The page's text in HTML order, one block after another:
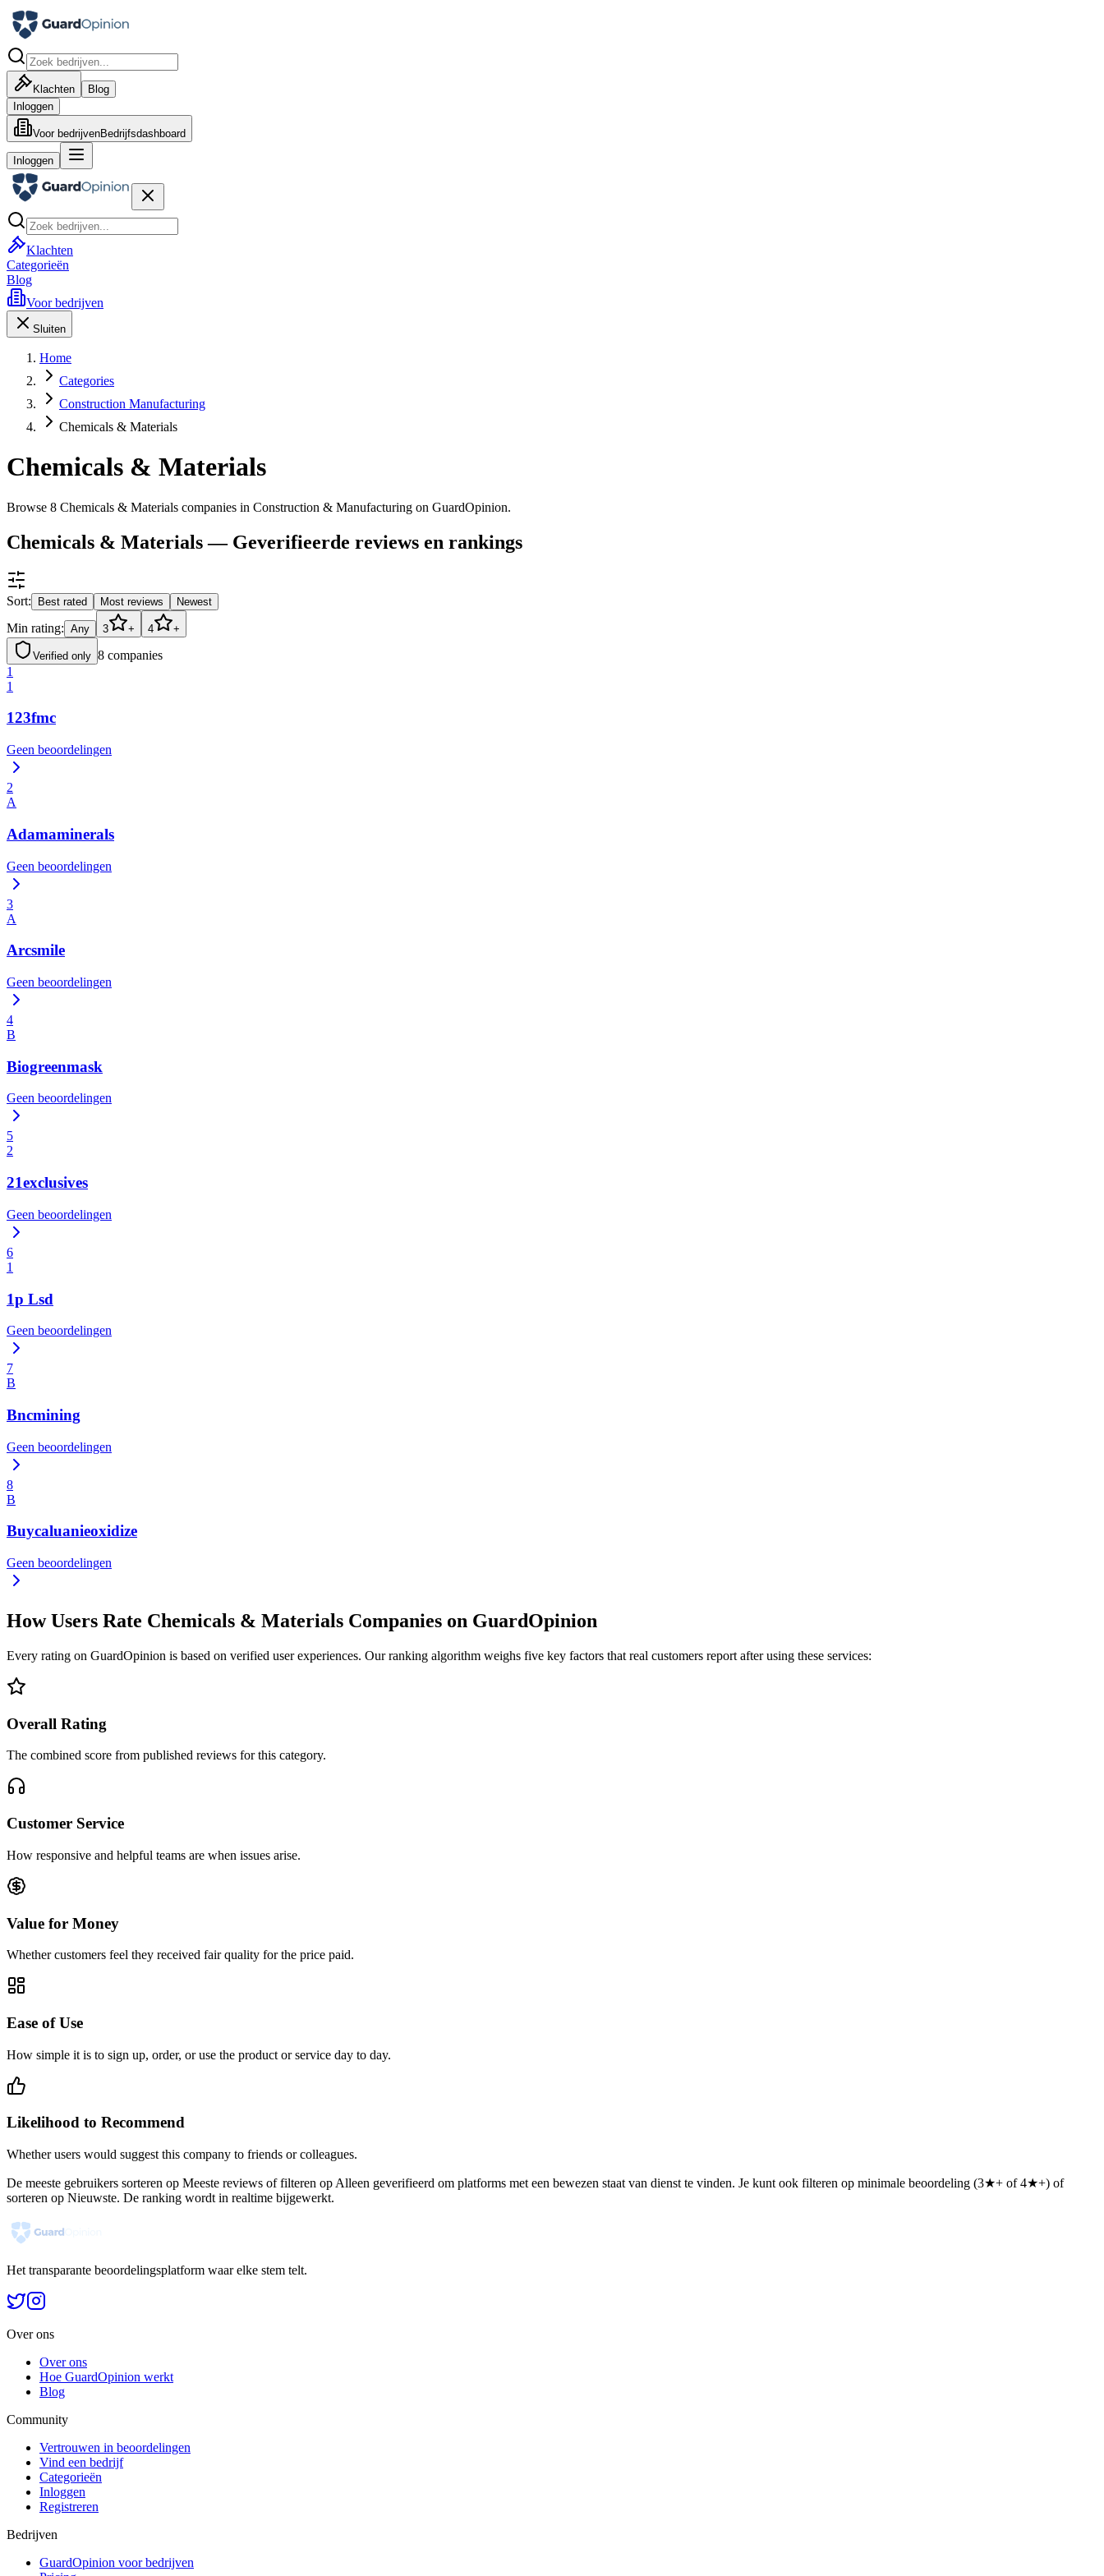
Klachten
Blog
Inloggen
Voor bedrijvenBedrijfsdashboard
Inloggen
Klachten
Categorieën
Blog
Voor bedrijven
Sluiten
Home
Categories
Construction Manufacturing
Chemicals & Materials
Chemicals & Materials
Browse 8 Chemicals & Materials companies in Construction & Manufacturing on GuardOpinion.
Chemicals & Materials — Geverifieerde reviews en rankings
Sort: Best rated Most reviews Newest
Min rating: Any 3 + 4 +
Verified only 8 companies
1
1
123fmc
Geen beoordelingen
2
A
Adamaminerals
Geen beoordelingen
3
A
Arcsmile
Geen beoordelingen
4
B
Biogreenmask
Geen beoordelingen
5
2
21exclusives
Geen beoordelingen
6
1
1p Lsd
Geen beoordelingen
7
B
Bncmining
Geen beoordelingen
8
B
Buycaluanieoxidize
Geen beoordelingen
How Users Rate Chemicals & Materials Companies on GuardOpinion
Every rating on GuardOpinion is based on verified user experiences. Our ranking algorithm weighs five key factors that real customers report after using these services:
Overall Rating
The combined score from published reviews for this category.
Customer Service
How responsive and helpful teams are when issues arise.
Value for Money
Whether customers feel they received fair quality for the price paid.
Ease of Use
How simple it is to sign up, order, or use the product or service day to day.
Likelihood to Recommend
Whether users would suggest this company to friends or colleagues.
De meeste gebruikers sorteren op Meeste reviews of filteren op Alleen geverifieerd om platforms met een bewezen staat van dienst te vinden. Je kunt ook filteren op minimale beoordeling (3★+ of 4★+) of
sorteren op Nieuwste. De ranking wordt in realtime bijgewerkt.
Het transparante beoordelingsplatform waar elke stem telt.
Over ons
Over ons
Hoe GuardOpinion werkt
Blog
Community
Vertrouwen in beoordelingen
Vind een bedrijf
Categorieën
Inloggen
Registreren
Bedrijven
GuardOpinion voor bedrijven